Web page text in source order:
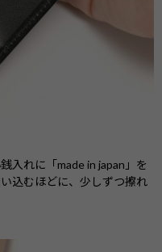
入れに「made in japan」を
込むほどに、少しずつ擦れ